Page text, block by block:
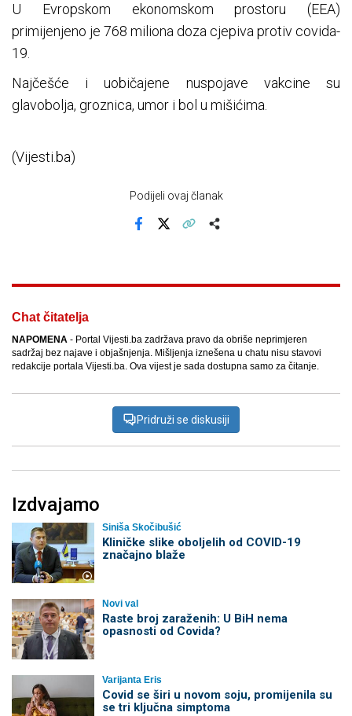
U Evropskom ekonomskom prostoru (EEA)
primijenjeno je 768 miliona doza cjepiva protiv covida-
19.
Najčešće i uobičajene nuspojave vakcine su
glavobolja, groznica, umor i bol u mišićima.
(Vijesti.ba)
Podijeli ovaj članak
Chat čitatelja
NAPOMENA - Portal Vijesti.ba zadržava pravo da obriše neprimjeren
sadržaj bez najave i objašnjenja. Mišljenja iznešena u chatu nisu stavovi
redakcije portala Vijesti.ba. Ova vijest je sada dostupna samo za čitanje.
Pridruži se diskusiji
Izdvajamo
Siniša Skočibušić
Kliničke slike oboljelih od COVID-19
značajno blaže
Novi val
Raste broj zaraženih: U BiH nema
opasnosti od Covida?
Varijanta Eris
Covid se širi u novom soju, promijenila su
se tri ključna simptoma